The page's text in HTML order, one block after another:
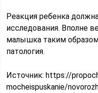
Реакция ребенка
исследования. Вполне
малышка таким
патология.
Источник:https://
mocheispuskanie/